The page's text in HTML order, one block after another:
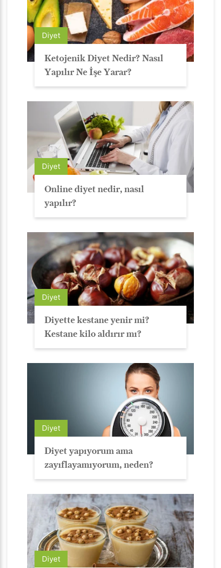
Diyet
Ketojenik Diyet Nedir? Nasıl
Yapılır Ne İşe Yarar?
Diyet
Online diyet nedir, nasıl
yapılır?
Diyet
Diyette kestane yenir mi?
Kestane kilo aldırır mı?
Diyet
Diyet yapıyorum ama
zayıflayamıyorum, neden?
Diyet